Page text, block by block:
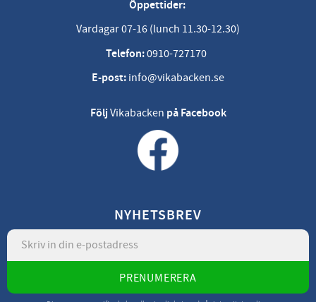
Öppettider:
Vardagar 07-16 (lunch 11.30-12.30)
Telefon:0910-727170
E-post: info@vikabacken.se
FöljVikabacken på Facebook
NYHETSBREV
PRENUMERERA